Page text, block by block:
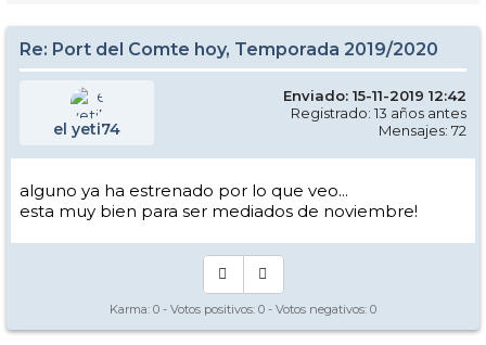
Re: Port del Comte hoy, Temporada 2019/2020
el yeti74
Enviado: 15-11-2019 12:42
Registrado: 13 años antes
Mensajes: 72
alguno ya ha estrenado por lo que veo...
esta muy bien para ser mediados de noviembre!
Karma: 0 - Votos positivos: 0 - Votos negativos: 0